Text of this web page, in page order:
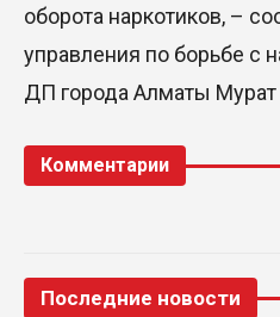
оборота наркотиков, –
управления по борьбе с
ДП города Алматы
Комментарии
Последние новости